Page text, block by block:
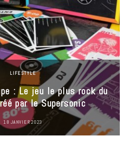
LIFESTYLE
: Le jeu le plus rock du
par le Supersonic
18 JANVIER 2023